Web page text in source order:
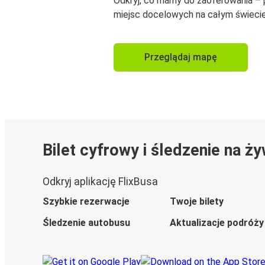
miejsc docelowych na całym
Przeglądaj mapę
Bilet cyfrowy i śledzenie na
Odkryj aplikację FlixBusa
Szybkie rezerwacje
Twoje bilety
Śledzenie autobusu
Aktualizacje podróży